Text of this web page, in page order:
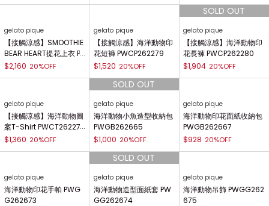
gelato pique
【接觸涼感】SMOOTHIE
BEAR HEART提花上衣 P
WNT262028
$2,160 20%OFF
gelato pique
【接觸涼感】海洋動物印
花短褲 PWCP262279
$1,520 20%OFF
gelato pique
【接觸涼感】海洋動物印
花長褲 PWCP262280
$1,904 20%OFF
gelato pique
【接觸涼感】海洋動物圖
案T-Shirt PWCT26227
8
$1,360 20%OFF
gelato pique
海洋動物小魚造型收納包
PWGB262665
$1,000 20%OFF
gelato pique
海洋動物印花面紙收納包
PWGB262667
$928 20%OFF
gelato pique
海洋動物印花手帕 PWG
G262673
gelato pique
海洋動物造型面紙套 PW
GG262674
gelato pique
海洋動物吊飾 PWGG262
675